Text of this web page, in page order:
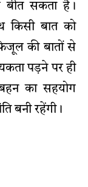
बीत सकता है।
बात को
की बातों से
पड़ने पर ही
का सहयोग
बनी रहेंगी।